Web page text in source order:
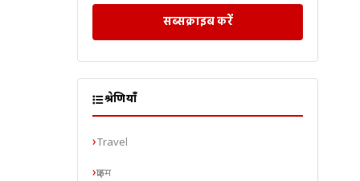
सब्सक्राइब करें
श्रेणियाँ
Travel
क्राइम